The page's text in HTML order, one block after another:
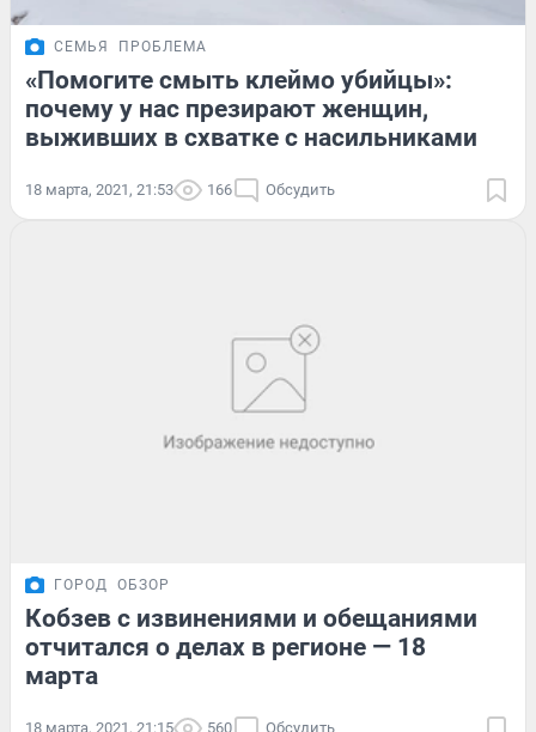
СЕМЬЯ ПРОБЛЕМА
«Помогите смыть клеймо убийцы»:
почему у нас презирают женщин,
выживших в схватке с насильниками
18 марта, 2021, 21:53 166 Обсудить
ГОРОД ОБЗОР
Кобзев с извинениями и обещаниями
отчитался о делах в регионе — 18
марта
18 марта, 2021, 21:15 560 Обсудить